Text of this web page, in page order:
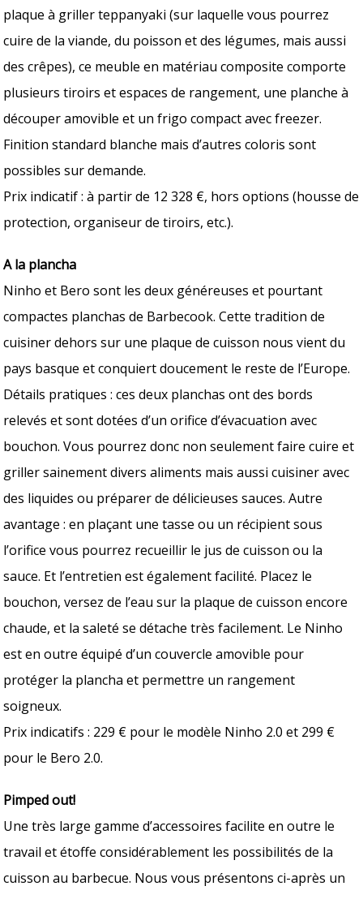
plaque à griller teppanyaki (sur laquelle vous pourrez
cuire de la viande, du poisson et des légumes, mais aussi
des crêpes), ce meuble en matériau composite comporte
plusieurs tiroirs et espaces de rangement, une planche à
découper amovible et un frigo compact avec freezer.
Finition standard blanche mais d’autres coloris sont
possibles sur demande.
Prix indicatif : à partir de 12 328 €, hors options (housse de
protection, organiseur de tiroirs, etc.).
A la plancha
Ninho et Bero sont les deux généreuses et pourtant
compactes planchas de Barbecook. Cette tradition de
cuisiner dehors sur une plaque de cuisson nous vient du
pays basque et conquiert doucement le reste de l’Europe.
Détails pratiques : ces deux planchas ont des bords
relevés et sont dotées d’un orifice d’évacuation avec
bouchon. Vous pourrez donc non seulement faire cuire et
griller sainement divers aliments mais aussi cuisiner avec
des liquides ou préparer de délicieuses sauces. Autre
avantage : en plaçant une tasse ou un récipient sous
l’orifice vous pourrez recueillir le jus de cuisson ou la
sauce. Et l’entretien est également facilité. Placez le
bouchon, versez de l’eau sur la plaque de cuisson encore
chaude, et la saleté se détache très facilement. Le Ninho
est en outre équipé d’un couvercle amovible pour
protéger la plancha et permettre un rangement
soigneux.
Prix indicatifs : 229 € pour le modèle Ninho 2.0 et 299 €
pour le Bero 2.0.
Pimped out!
Une très large gamme d’accessoires facilite en outre le
travail et étoffe considérablement les possibilités de la
cuisson au barbecue. Nous vous présentons ci-après un